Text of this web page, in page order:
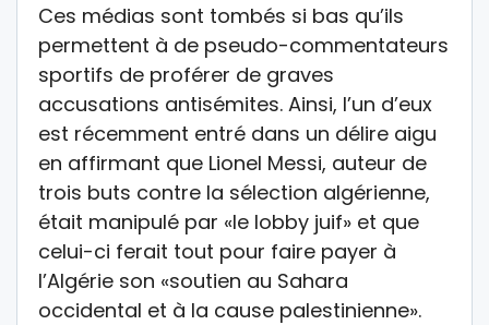
Ces médias sont tombés si bas qu’ils
permettent à de pseudo-commentateurs
sportifs de proférer de graves
accusations antisémites. Ainsi, l’un d’eux
est récemment entré dans un délire aigu
en affirmant que Lionel Messi, auteur de
trois buts contre la sélection algérienne,
était manipulé par «le lobby juif» et que
celui-ci ferait tout pour faire payer à
l’Algérie son «soutien au Sahara
occidental et à la cause palestinienne».